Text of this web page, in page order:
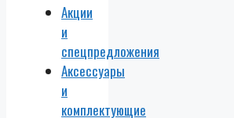
Акции
и
спецпредложения
Аксессуары
и
комплектующие